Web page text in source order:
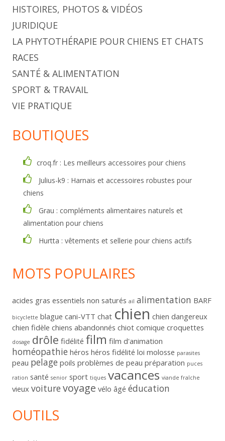
HISTOIRES, PHOTOS & VIDÉOS
JURIDIQUE
LA PHYTOTHÉRAPIE POUR CHIENS ET CHATS
RACES
SANTÉ & ALIMENTATION
SPORT & TRAVAIL
VIE PRATIQUE
BOUTIQUES
croq.fr : Les meilleurs accessoires pour chiens
Julius-k9 : Harnais et accessoires robustes pour
chiens
Grau : compléments alimentaires naturels et
alimentation pour chiens
Hurtta : vêtements et sellerie pour chiens actifs
MOTS POPULAIRES
acides gras essentiels non saturés ail alimentation BARF
bicyclette blague cani-VTT chat chien chien dangereux
chien fidèle chiens abandonnés chiot comique croquettes
dosage drôle fidélité film film d'animation
homéopathie héros héros fidélité loi molosse parasites
peau pelage poils problèmes de peau préparation puces
ration santé senior sport tiques vacances viande fraîche
vieux voiture voyage vélo âgé éducation
OUTILS